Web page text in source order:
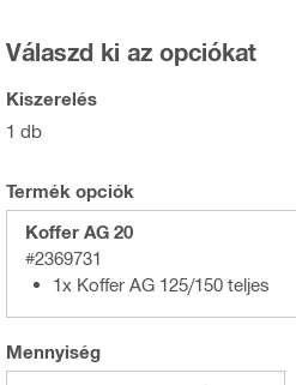
Válaszd ki az opciókat
Kiszerelés
1 db
Termék opciók
Koffer AG 20
#2369731
1x Koffer AG 125/150 teljes
Mennyiség